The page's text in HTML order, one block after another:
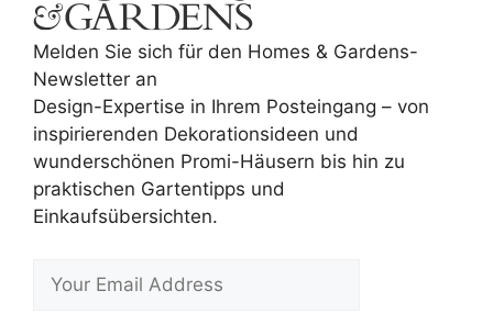
Melden Sie sich für den Homes & Gardens-
Newsletter an
Design-Expertise in Ihrem Posteingang – von
inspirierenden Dekorationsideen und
wunderschönen Promi-Häusern bis hin zu
praktischen Gartentipps und
Einkaufsübersichten.